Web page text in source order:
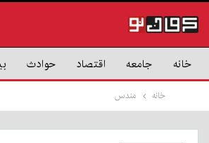
خانه جامعه اقتصاد حوادث
خانه مندس